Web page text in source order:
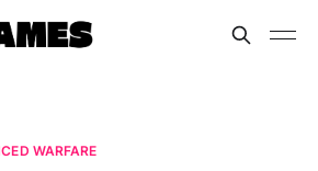
WARFARE